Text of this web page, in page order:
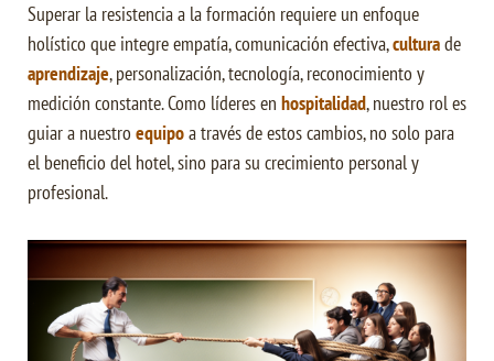
Superar la resistencia a la formación requiere un enfoque
holístico que integre empatía, comunicación efectiva,culturade
aprendizaje, personalización, tecnología, reconocimiento y
medición constante. Como líderes en hospitalidad, nuestro rol es
guiar a nuestro equipoa través de estos cambios, no solo para
el beneficio del hotel, sino para su crecimiento personal y
profesional.